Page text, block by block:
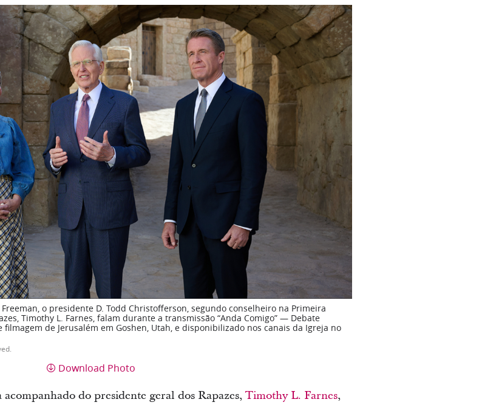
o presidente D. Todd Christofferson, segundo conselheiro na Primeira
Timothy L. Farnes, falam durante a transmissão “Anda Comigo” — Debate
de Jerusalém em Goshen, Utah, e disponibilizado nos canais da Igreja no
Download Photo
do presidente geral dos Rapazes, Timothy L. Farnes,